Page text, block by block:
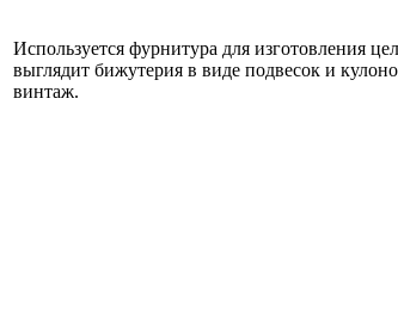
Используется фурнитура для изготовления
выглядит бижутерия в виде подвесок и
винтаж.